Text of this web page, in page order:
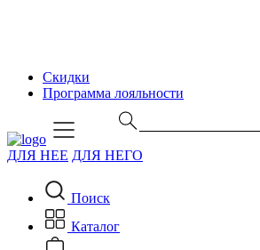
Скидки
Программа лояльности
ДЛЯ НЕЕ ДЛЯ НЕГО
Поиск
Каталог